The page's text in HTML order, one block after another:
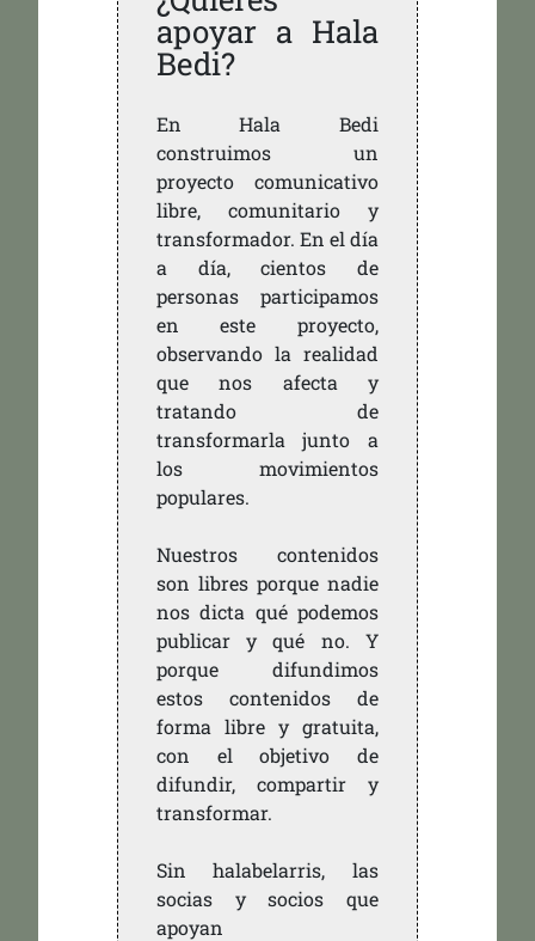
apoyar a Hala
Bedi?
En Hala Bedi
construimos un
proyecto comunicativo
libre, comunitario y
transformador. En el día
a día, cientos de
personas participamos
en este proyecto,
observando la realidad
que nos afecta y
tratando de
transformarla junto a
los movimientos
populares.
Nuestros contenidos
son libres porque nadie
nos dicta qué podemos
publicar y qué no. Y
porque difundimos
estos contenidos de
forma libre y gratuita,
con el objetivo de
difundir, compartir y
transformar.
Sin halabelarris, las
socias y socios que
apoyan